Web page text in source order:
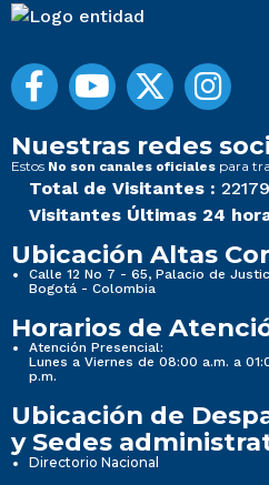
Nuestras redes
Estos No son canales oficiales para
Total de Visitantes :
Visitantes Últimas 24
Ubicación Altas
Calle 12 No 7 - 65, Palacio de
Bogotá - Colombia
Horarios de
Atención Presencial:
Lunes a Viernes de 08:00 a.m. a
p.m.
Ubicación de
y Sedes
Directorio Nacional